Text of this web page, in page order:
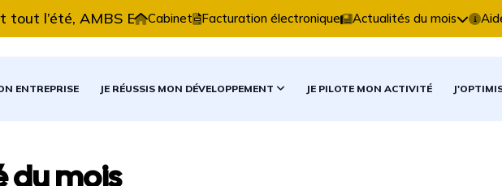
AMBS Expertise Comptable vous accompagne dans vos décisions
Cabinet Facturation électronique Actualités du mois
ENTREPRISE JE RÉUSSIS MON DÉVELOPPEMENT JE PILOTE MON ACTIVITÉ
du mois